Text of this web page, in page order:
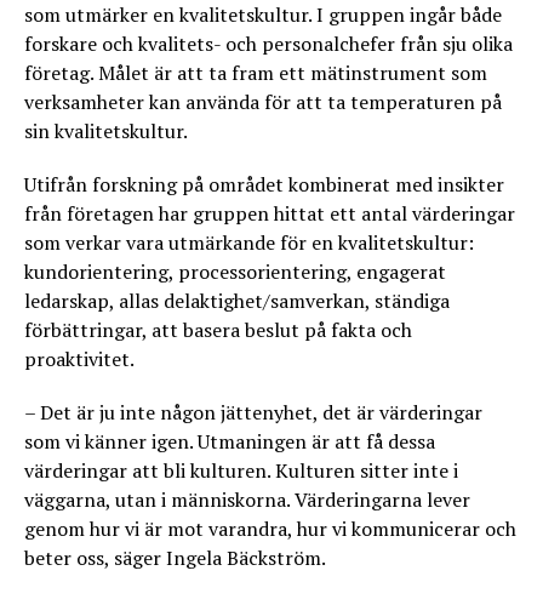
som utmärker en kvalitetskultur. I gruppen ingår både
forskare och kvalitets- och personalchefer från sju olika
företag. Målet är att ta fram ett mätinstrument som
verksamheter kan använda för att ta temperaturen på
sin kvalitetskultur.
Utifrån forskning på området kombinerat med insikter
från företagen har gruppen hittat ett antal värderingar
som verkar vara utmärkande för en kvalitetskultur:
kundorientering, processorientering, engagerat
ledarskap, allas delaktighet/samverkan, ständiga
förbättringar, att basera beslut på fakta och
proaktivitet.
– Det är ju inte någon jättenyhet, det är värderingar
som vi känner igen. Utmaningen är att få dessa
värderingar att bli kulturen. Kulturen sitter inte i
väggarna, utan i människorna. Värderingarna lever
genom hur vi är mot varandra, hur vi kommunicerar och
beter oss, säger Ingela Bäckström.